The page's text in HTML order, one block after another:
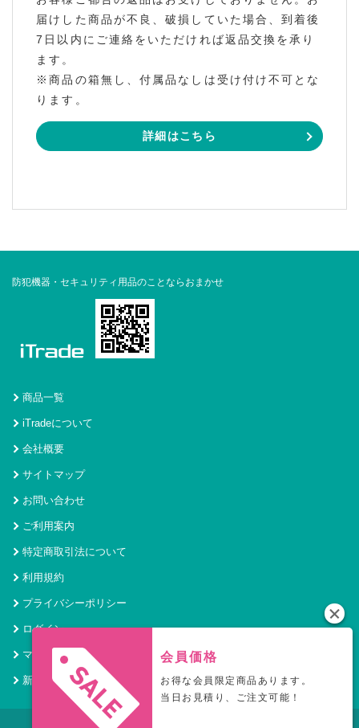
届けした商品が不良、破損していた場合、到着後
7日以内にご連絡をいただければ返品交換を承り
ます。
※商品の箱無し、付属品なしは受け付け不可とな
ります。
詳細はこちら
防犯機器・セキュリティ用品のことならおまかせ
商品一覧
iTradeについて
会社概要
サイトマップ
お問い合わせ
ご利用案内
特定商取引法について
利用規約
プライバシーポリシー
ログイン
マイページ
新規会員登録
© 2021 アイトレード Powered by SecurityHouse.
会員価格
お得な会員限定商品あります。
当日お見積り、ご注文可能！